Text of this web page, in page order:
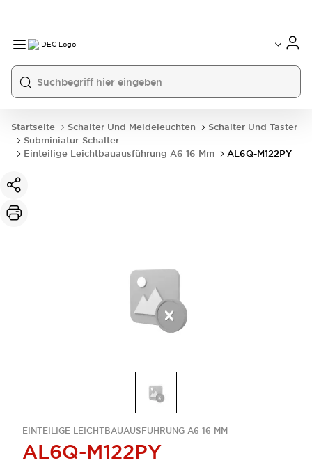
Startseite Schalter Und Meldeleuchten
Schalter Und Taster
Subminiatur-Schalter
Einteilige Leichtbauausführung A6 16 Mm
AL6Q-M122PY
EINTEILIGE LEICHTBAUAUSFÜHRUNG A6 16 MM
AL6Q-M122PY